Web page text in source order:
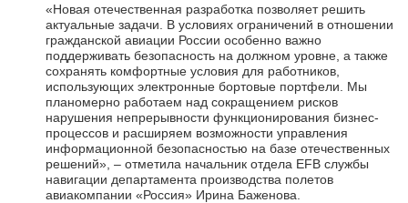
«Новая отечественная разработка позволяет решить
актуальные задачи. В условиях ограничений в отношении
гражданской авиации России особенно важно
поддерживать безопасность на должном уровне, а также
сохранять комфортные условия для работников,
использующих электронные бортовые портфели. Мы
планомерно работаем над сокращением рисков
нарушения непрерывности функционирования бизнес-
процессов и расширяем возможности управления
информационной безопасностью на базе отечественных
решений», – отметила начальник отдела EFB службы
навигации департамента производства полетов
авиакомпании «Россия» Ирина Баженова.